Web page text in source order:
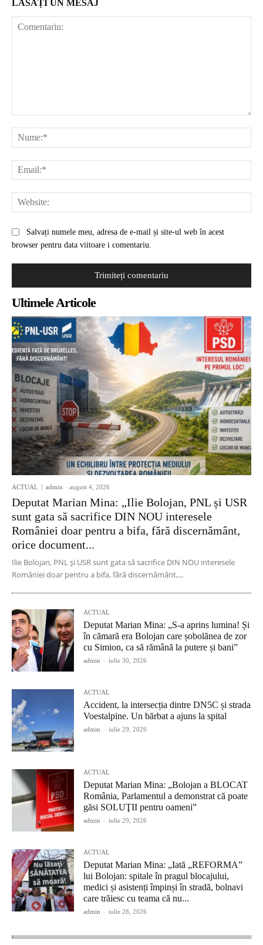
LĂSAȚI UN MESAJ
Salvați numele meu, adresa de e-mail și site-ul web în acest
browser pentru data viitoare i comentariu.
Ultimele Articole
ACTUAL admin - august 4, 2026
Deputat Marian Mina: „Ilie Bolojan, PNL și USR
sunt gata să sacrifice DIN NOU interesele
României doar pentru a bifa, fără discernământ,
orice document...
Ilie Bolojan, PNL și USR sunt gata să sacrifice DIN NOU interesele
României doar pentru a bifa, fără discernământ,...
ACTUAL
Deputat Marian Mina: „S-a aprins lumina! Și
în cămară era Bolojan care șobolănea de zor
cu Simion, ca să rămână la putere și bani”
admin - iulie 30, 2026
ACTUAL
Accident, la intersecția dintre DN5C și strada
Voestalpine. Un bărbat a ajuns la spital
admin - iulie 29, 2026
ACTUAL
Deputat Marian Mina: „Bolojan a BLOCAT
România, Parlamentul a demonstrat că poate
găsi SOLUŢII pentru oameni”
admin - iulie 29, 2026
ACTUAL
Deputat Marian Mina: „Iată „REFORMA”
lui Bolojan: spitale în pragul blocajului,
medici și asistenți împinși în stradă, bolnavi
care trăiesc cu teama că nu...
admin - iulie 28, 2026